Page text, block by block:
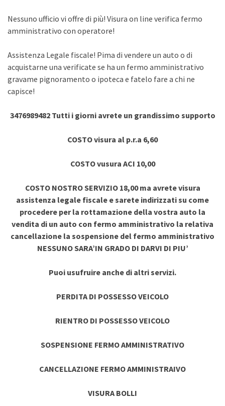
Nessuno ufficio vi offre di più! Visura on line verifica fermo
amministrativo con operatore!
Assistenza Legale fiscale! Pima di vendere un auto o di
acquistarne una verificate se ha un fermo amministrativo
gravame pignoramento o ipoteca e fatelo fare a chi ne
capisce!
3476989482 Tutti i giorni avrete un grandissimo supporto
COSTO visura al p.r.a 6,60
COSTO vusura ACI 10,00
COSTO NOSTRO SERVIZIO 18,00 ma avrete visura
assistenza legale fiscale e sarete indirizzati su come
procedere per la rottamazione della vostra auto la
vendita di un auto con fermo amministrativo la relativa
cancellazione la sospensione del fermo amministrativo
NESSUNO SARA’IN GRADO DI DARVI DI PIU’
Puoi usufruire anche di altri servizi.
PERDITA DI POSSESSO VEICOLO
RIENTRO DI POSSESSO VEICOLO
SOSPENSIONE FERMO AMMINISTRATIVO
CANCELLAZIONE FERMO AMMINISTRAIVO
VISURA BOLLI